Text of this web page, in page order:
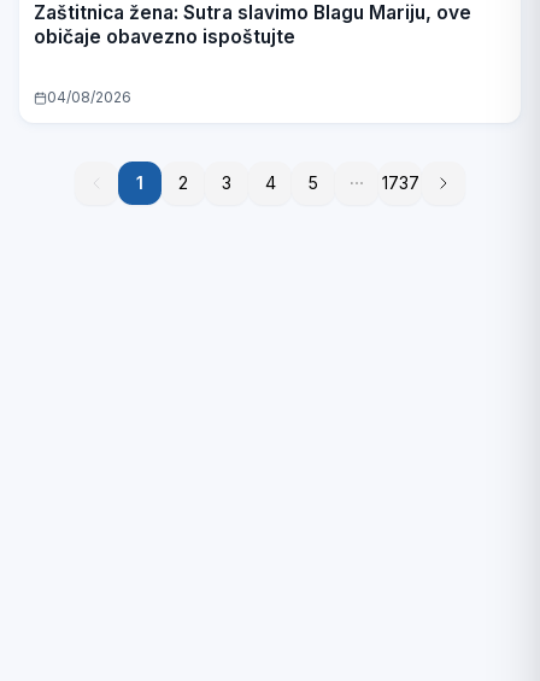
Zaštitnica žena: Sutra slavimo Blagu Mariju, ove
običaje obavezno ispoštujte
04/08/2026
1
1 2 3 4 5 1737